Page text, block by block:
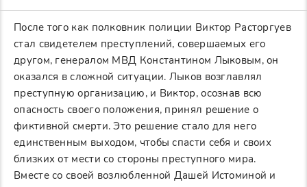
После того как полковник полиции Виктор Расторгуев
стал свидетелем преступлений, совершаемых его
другом, генералом МВД Константином Лыковым, он
оказался в сложной ситуации. Лыков возглавлял
преступную организацию, и Виктор, осознав всю
опасность своего положения, принял решение о
фиктивной смерти. Это решение стало для него
единственным выходом, чтобы спасти себя и своих
близких от мести со стороны преступного мира.
Вместе со своей возлюбленной Дашей Истоминой и